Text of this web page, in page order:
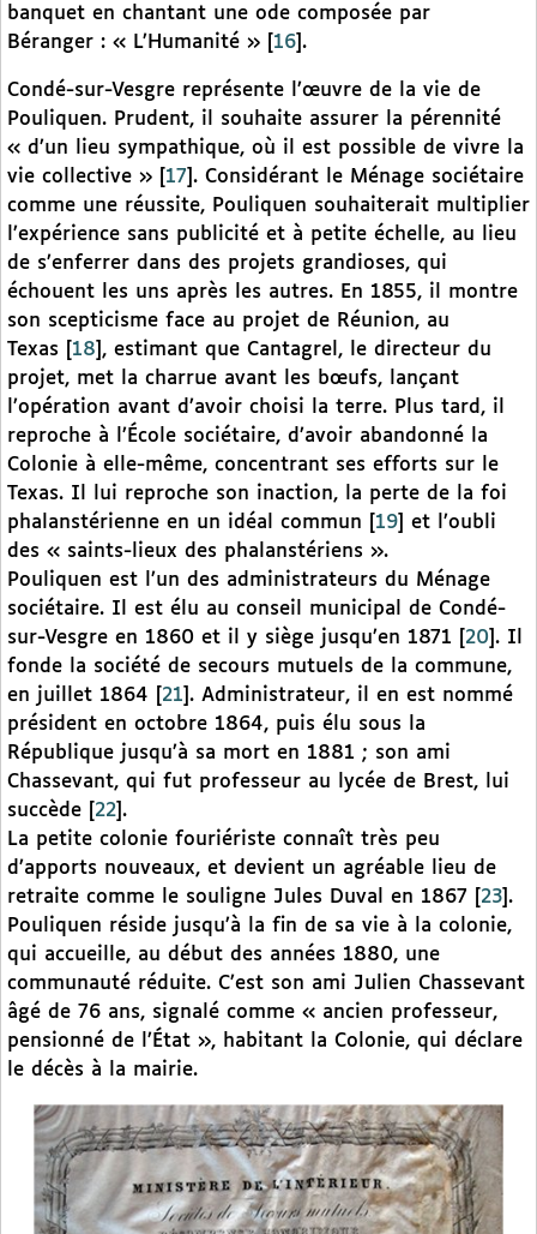
banquet en chantant une ode composée par
Béranger : « L’Humanité »
16 .
Condé-sur-Vesgre représente l’œuvre de la vie de
Pouliquen. Prudent, il souhaite assurer la pérennité
« d’un lieu sympathique, où il est possible de vivre la
vie collective »
17 . Considérant le Ménage sociétaire
comme une réussite, Pouliquen souhaiterait multiplier
l’expérience sans publicité et à petite échelle, au lieu
de s’enferrer dans des projets grandioses, qui
échouent les uns après les autres. En 1855, il montre
son scepticisme face au projet de Réunion, au
Texas
18 , estimant que Cantagrel, le directeur du
projet, met la charrue avant les bœufs, lançant
l’opération avant d’avoir choisi la terre. Plus tard, il
reproche à l’École sociétaire, d’avoir abandonné la
Colonie à elle-même, concentrant ses efforts sur le
Texas. Il lui reproche son inaction, la perte de la foi
phalanstérienne en un idéal commun
19
et l’oubli
des « saints-lieux des phalanstériens ».
Pouliquen est l’un des administrateurs du Ménage
sociétaire. Il est élu au conseil municipal de Condé-
sur-Vesgre en 1860 et il y siège jusqu’en 1871
20 . Il
fonde la société de secours mutuels de la commune,
en juillet 1864
21 . Administrateur, il en est nommé
président en octobre 1864, puis élu sous la
République jusqu’à sa mort en 1881 ; son ami
Chassevant, qui fut professeur au lycée de Brest, lui
succède
22 .
La petite colonie fouriériste connaît très peu
d’apports nouveaux, et devient un agréable lieu de
retraite comme le souligne Jules Duval en 1867
23 .
Pouliquen réside jusqu’à la fin de sa vie à la colonie,
qui accueille, au début des années 1880, une
communauté réduite. C’est son ami Julien Chassevant
âgé de 76 ans, signalé comme « ancien professeur,
pensionné de l’État », habitant la Colonie, qui déclare
le décès à la mairie.